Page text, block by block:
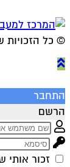
© ​כל הזכויות
התחבר
הרשם
זכור אותי